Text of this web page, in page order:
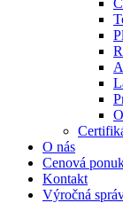
O nás
Cenová
Kontakt
Výročná